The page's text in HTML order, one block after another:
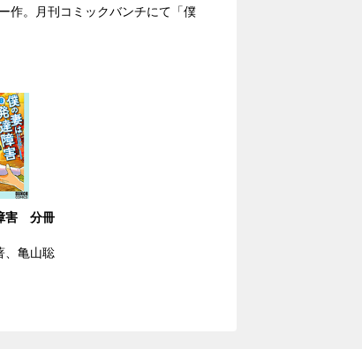
作。月刊コミックバンチにて「僕
害 分冊
、亀山聡